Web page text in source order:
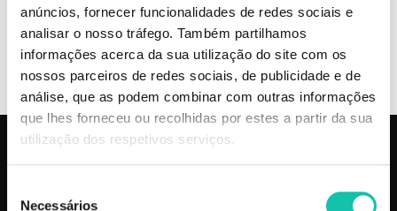
anúncios, fornecer funcionalidades de redes sociais e
analisar o nosso tráfego. Também partilhamos
informações acerca da sua utilização do site com os
nossos parceiros de redes sociais, de publicidade e de
análise, que as podem combinar com outras informações
que lhes forneceu ou recolhidas por estes a partir da sua
utilização dos respetivos serviços.
Necessários
ADICIONAR INDISPONÍVEL - SER NOTIFICADO
Aparelhos